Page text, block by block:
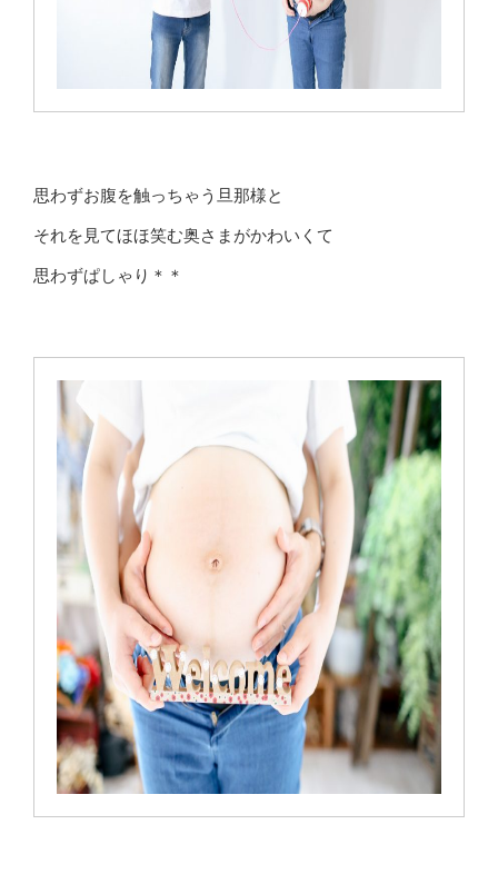
思わずお腹を触っちゃう旦那様と
それを見てほほ笑む奥さまがかわいくて
思わずぱしゃり＊＊